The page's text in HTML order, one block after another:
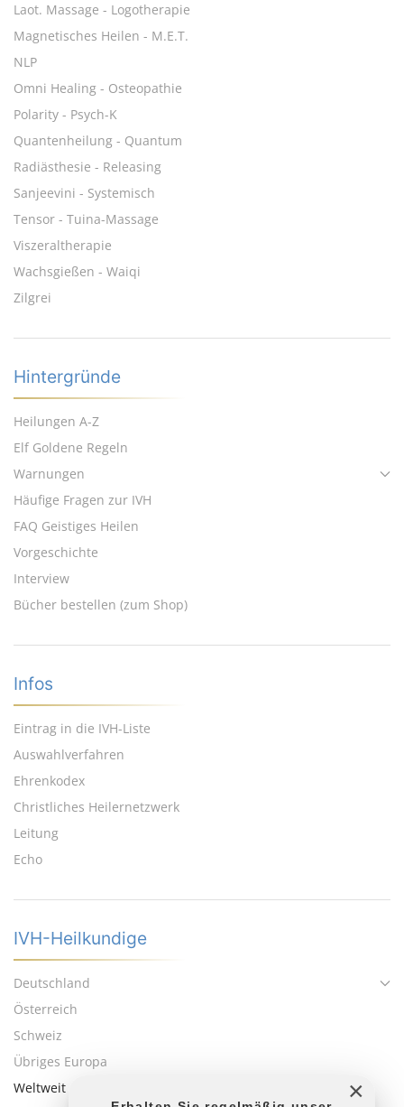
Laot. Massage - Logotherapie
Magnetisches Heilen - M.E.T.
NLP
Omni Healing - Osteopathie
Polarity - Psych-K
Quantenheilung - Quantum
Radiästhesie - Releasing
Sanjeevini - Systemisch
Tensor - Tuina-Massage
Viszeraltherapie
Wachsgießen - Waiqi
Zilgrei
Hintergründe
Heilungen A-Z
Elf Goldene Regeln
Warnungen
Häufige Fragen zur IVH
FAQ Geistiges Heilen
Vorgeschichte
Interview
Bücher bestellen (zum Shop)
Infos
Eintrag in die IVH-Liste
Auswahlverfahren
Ehrenkodex
Christliches Heilernetzwerk
Leitung
Echo
IVH-Heilkundige
Deutschland
Österreich
Schweiz
Übriges Europa
Weltweit
×